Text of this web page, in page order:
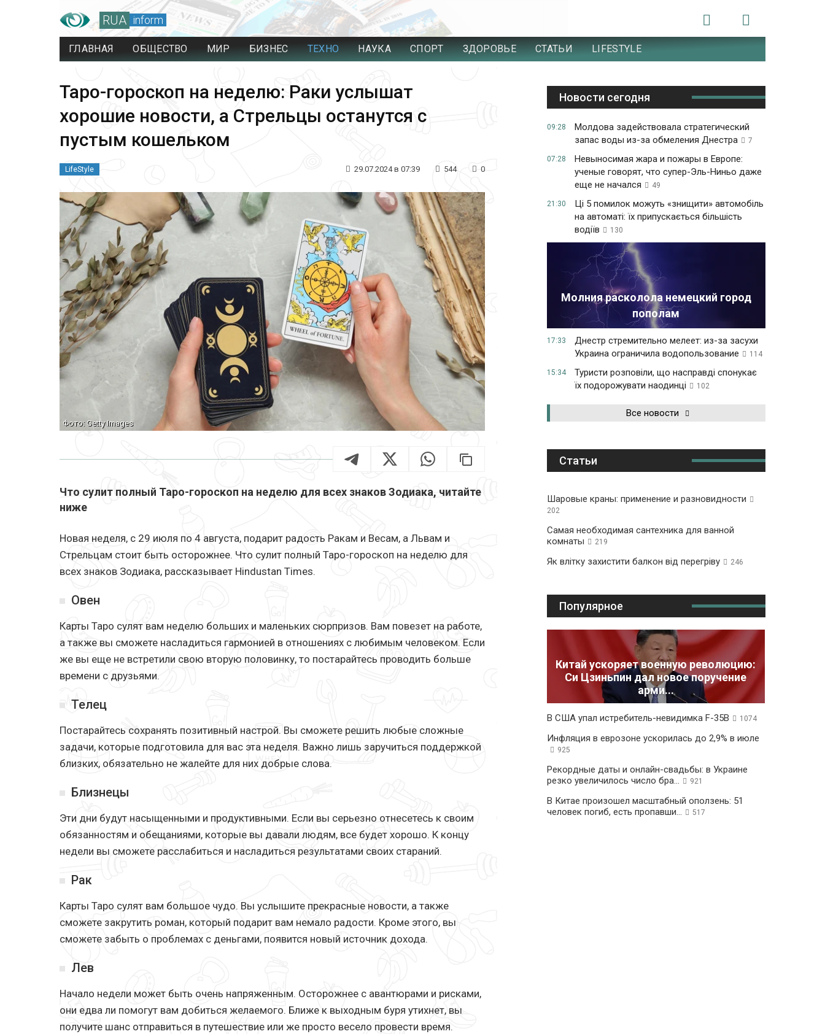
RUA inform
ГЛАВНАЯ ОБЩЕСТВО МИР БИЗНЕС ТЕХНО НАУКА СПОРТ ЗДОРОВЬЕ СТАТЬИ LIFESTYLE
Таро-гороскоп на неделю: Раки услышат
хорошие новости, а Стрельцы останутся с
пустым кошельком
LifeStyle 29.07.2024 в 07:39 544 0
Фото: Getty Images
Что сулит полный Таро-гороскоп на неделю для всех знаков Зодиака, читайте
ниже
Новая неделя, с 29 июля по 4 августа, подарит радость Ракам и Весам, а Львам и
Стрельцам стоит быть осторожнее. Что сулит полный Таро-гороскоп на неделю для
всех знаков Зодиака, рассказывает Hindustan Times.
Овен
Карты Таро сулят вам неделю больших и маленьких сюрпризов. Вам повезет на работе,
а также вы сможете насладиться гармонией в отношениях с любимым человеком. Если
же вы еще не встретили свою вторую половинку, то постарайтесь проводить больше
времени с друзьями.
Телец
Постарайтесь сохранять позитивный настрой. Вы сможете решить любые сложные
задачи, которые подготовила для вас эта неделя. Важно лишь заручиться поддержкой
близких, обязательно не жалейте для них добрые слова.
Близнецы
Эти дни будут насыщенными и продуктивными. Если вы серьезно отнесетесь к своим
обязанностям и обещаниями, которые вы давали людям, все будет хорошо. К концу
недели вы сможете расслабиться и насладиться результатами своих стараний.
Рак
Карты Таро сулят вам большое чудо. Вы услышите прекрасные новости, а также
сможете закрутить роман, который подарит вам немало радости. Кроме этого, вы
сможете забыть о проблемах с деньгами, появится новый источник дохода.
Лев
Начало недели может быть очень напряженным. Осторожнее с авантюрами и рисками,
они едва ли помогут вам добиться желаемого. Ближе к выходным буря утихнет, вы
получите шанс отправиться в путешествие или же просто весело провести время.
Новости сегодня
09:28
Молдова задействовала стратегический
запас воды из-за обмеления Днестра
7
07:28
Невыносимая жара и пожары в Европе:
ученые говорят, что супер-Эль-Ниньо даже
еще не начался
49
21:30
Ці 5 помилок можуть «знищити» автомобіль
на автоматі: їх припускається більшість
водіїв
130
Молния расколола немецкий город
пополам
17:33
Днестр стремительно мелеет: из-за засухи
Украина ограничила водопользование
114
15:34
Туристи розповіли, що насправді спонукає
їх подорожувати наодинці
102
Все новости
Статьи
Шаровые краны: применение и разновидности
202
Самая необходимая сантехника для ванной
комнаты
219
Як влітку захистити балкон від перегріву 246
Популярное
Китай ускоряет военную революцию:
Си Цзиньпин дал новое поручение
арми...
В США упал истребитель-невидимка F-35B 1074
Инфляция в еврозоне ускорилась до 2,9% в июле
925
Рекордные даты и онлайн-свадьбы: в Украине
резко увеличилось число бра...
921
В Китае произошел масштабный оползень: 51
человек погиб, есть пропавши...
517